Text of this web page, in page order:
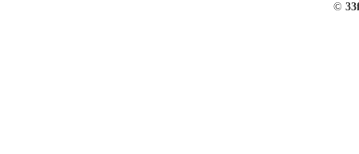
©